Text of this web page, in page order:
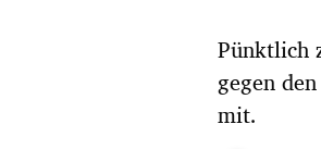
Pünktlich
gegen
mit.